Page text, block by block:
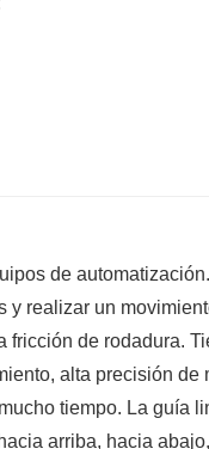
de
y realizar un
fricción de rodadura.
alta precisión de
tiempo. La guía
arriba, hacia